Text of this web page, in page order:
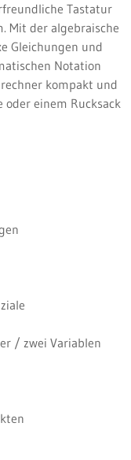
Tastatur
Mit der algebraische
Gleichungen und
Notation
kompakt und
oder einem Rucksack
/ zwei Variablen